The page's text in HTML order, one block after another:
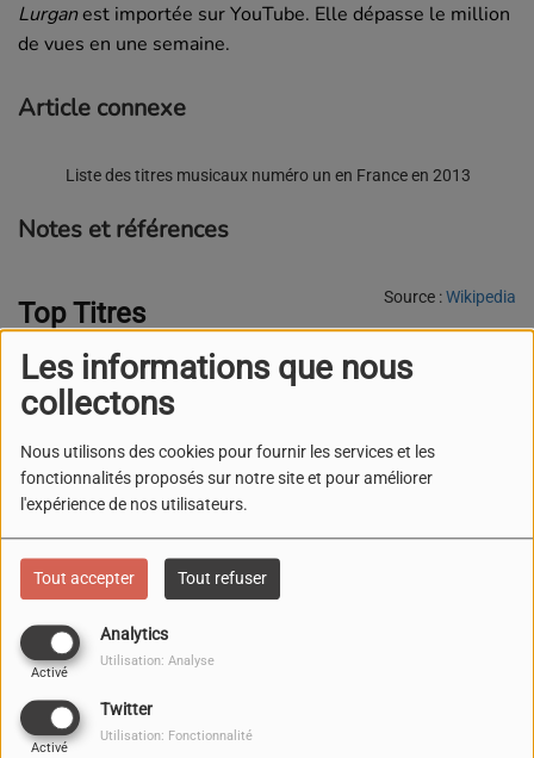
Les informations que nous
collectons
Nous utilisons des cookies pour fournir les services et les
fonctionnalités proposés sur notre site et pour améliorer
l'expérience de nos utilisateurs.
Tout accepter Tout refuser
Analytics
Activé
Utilisation: Analyse
Twitter
Activé
Utilisation: Fonctionnalité
Lurganest importée sur YouTube. Elle dépasse le million
de vues en une semaine.
Article connexe
Liste des titres musicaux numéro un en France en 2013
Notes et références
Source :Wikipedia
Top Titres
WAKE ME UP
2 THE NIGHTS
3
WAITING FOR LOVE